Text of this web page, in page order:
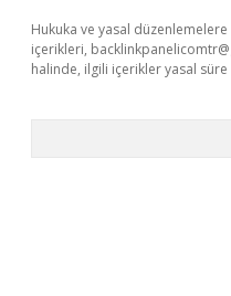
Hukuka ve yasal
içerikleri,
halinde, ilgili içerikler yasal süre